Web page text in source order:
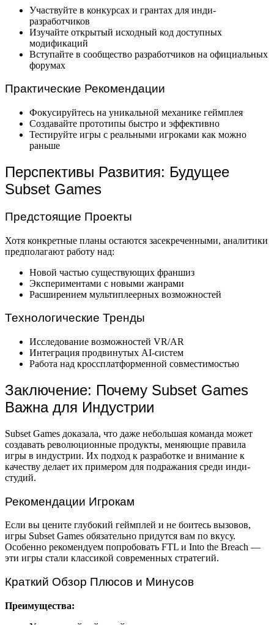
Участвуйте в конкурсах и грантах для инди-
разработчиков
Изучайте открытый исходный код доступных
модификаций
Вступайте в сообщество разработчиков на официальных
форумах
Практические Рекомендации
Фокусируйтесь на уникальной механике геймплея
Создавайте прототипы быстро и эффективно
Тестируйте игры с реальными игроками как можно
раньше
Перспективы Развития: Будущее
Subset Games
Предстоящие Проекты
Хотя конкретные планы остаются засекреченными, аналитики
предполагают работу над:
Новой частью существующих франшиз
Экспериментами с новыми жанрами
Расширением мультиплеерных возможностей
Технологические Тренды
Исследование возможностей VR/AR
Интеграция продвинутых AI-систем
Работа над кроссплатформенной совместимостью
Заключение: Почему Subset Games
Важна для Индустрии
Subset Games доказала, что даже небольшая команда может
создавать революционные продукты, меняющие правила
игры в индустрии. Их подход к разработке и внимание к
качеству делает их примером для подражания среди инди-
студий.
Рекомендации Игрокам
Если вы цените глубокий геймплей и не боитесь вызовов,
игры Subset Games обязательно придутся вам по вкусу.
Особенно рекомендуем попробовать FTL и Into the Breach —
эти игры стали классикой современных стратегий.
Краткий Обзор Плюсов и Минусов
Преимущества: